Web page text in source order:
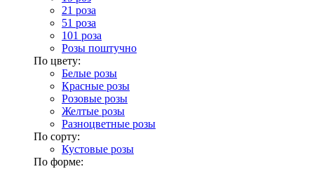
21 роза
51 роза
101 роза
Розы поштучно
По цвету:
Белые розы
Красные розы
Розовые розы
Желтые розы
Разноцветные розы
По сорту:
Кустовые розы
По форме: